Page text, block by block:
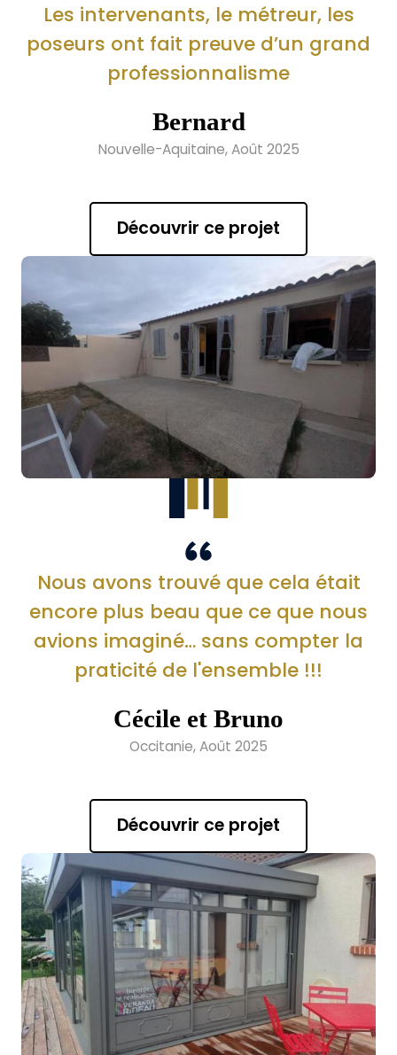
Les intervenants, le métreur, les
poseurs ont fait preuve d’un grand
professionnalisme
Bernard
Nouvelle-Aquitaine, Août 2025
Découvrir ce projet
Nous avons trouvé que cela était
encore plus beau que ce que nous
avions imaginé… sans compter la
praticité de l'ensemble !!!
Cécile et Bruno
Occitanie, Août 2025
Découvrir ce projet